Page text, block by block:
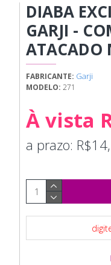
DIABA
GARJI -
ATACADO
À vista
a prazo:
FABRICANTE: Garji
MODELO: 271